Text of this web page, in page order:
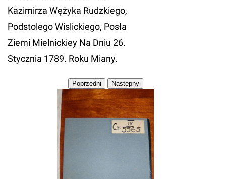
Kazimirza Wężyka Rudzkiego,
Podstolego Wislickiego, Posła
Ziemi Mielnickiey Na Dniu 26.
Stycznia 1789. Roku Miany.